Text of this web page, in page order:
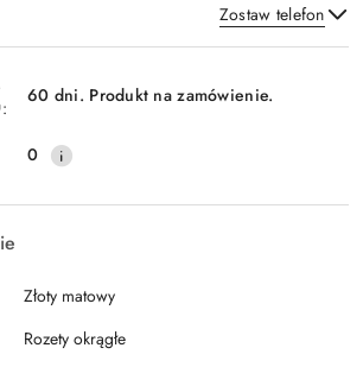
Zostaw telefon
60 dni. Produkt na zamówienie.
0
Złoty matowy
Rozety okrągłe